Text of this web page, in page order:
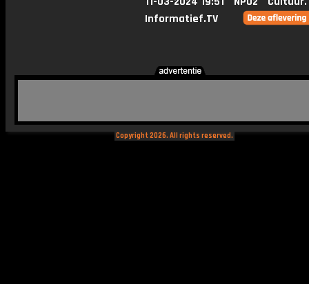
Informatief.TV
Copyright 2026. All rights reserved.